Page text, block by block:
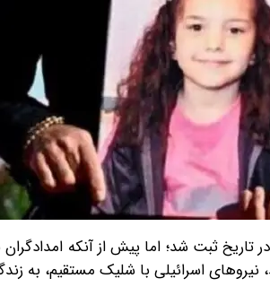
ثبت شد؛ اما پیش از آنکه امدادگران
اسرائیلی با شلیک مستقیم، به